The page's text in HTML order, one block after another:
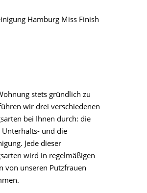
stets gründlich zu
wir drei verschiedenen
bei Ihnen durch: die
Unterhalts- und die
Jede dieser
wird in regelmäßigen
von unseren Putzfrauen